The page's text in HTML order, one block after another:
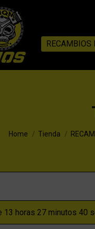
RECAMBIOS
You are here:
Home Tienda
13 horas 27 minutos 39